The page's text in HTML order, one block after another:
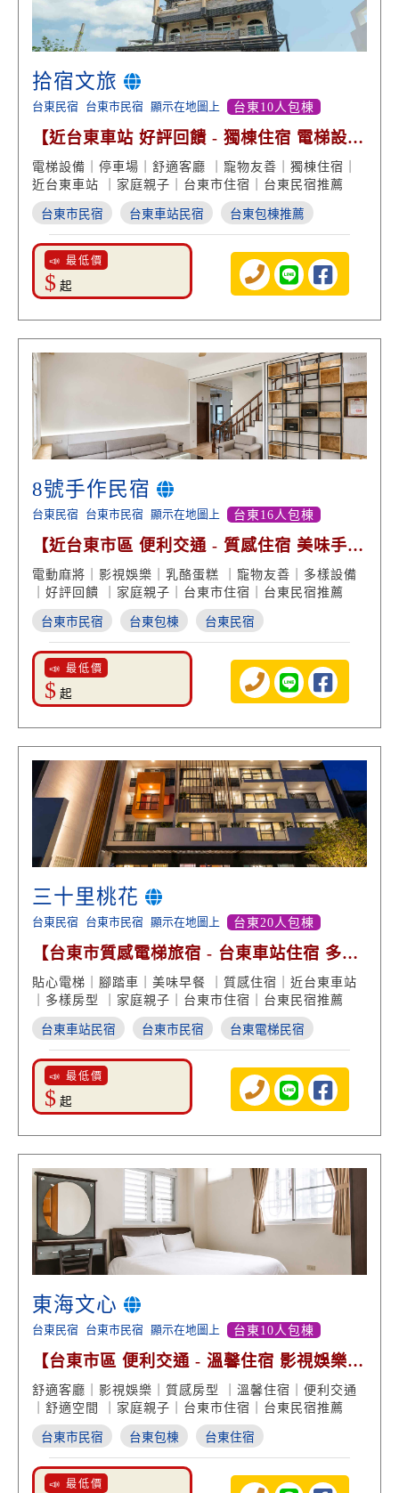
拾宿文旅
台東民宿 台東市民宿 顯示在地圖上 台東10人包棟
【近台東車站 好評回饋 - 獨棟住宿 電梯設備
寵物友善】
電梯設備｜停車場｜舒適客廳 ｜寵物友善｜獨棟住宿｜
近台東車站 ｜家庭親子｜台東市住宿｜台東民宿推薦
台東市民宿 台東車站民宿 台東包棟推薦
📣 最低價
$ 起
8號手作民宿
台東民宿 台東市民宿 顯示在地圖上 台東16人包棟
【近台東市區 便利交通 - 質感住宿 美味手作
甜點】
電動麻將｜影視娛樂｜乳酪蛋糕 ｜寵物友善｜多樣設備
｜好評回饋 ｜家庭親子｜台東市住宿｜台東民宿推薦
台東市民宿 台東包棟 台東民宿
📣 最低價
$ 起
三十里桃花
台東民宿 台東市民宿 顯示在地圖上 台東20人包棟
【台東市質感電梯旅宿 - 台東車站住宿 多樣
房型】
貼心電梯｜腳踏車｜美味早餐 ｜質感住宿｜近台東車站
｜多樣房型 ｜家庭親子｜台東市住宿｜台東民宿推薦
台東車站民宿 台東市民宿 台東電梯民宿
📣 最低價
$ 起
東海文心
台東民宿 台東市民宿 顯示在地圖上 台東10人包棟
【台東市區 便利交通 - 溫馨住宿 影視娛樂
台東旅遊】
舒適客廳｜影視娛樂｜質感房型 ｜溫馨住宿｜便利交通
｜舒適空間 ｜家庭親子｜台東市住宿｜台東民宿推薦
台東市民宿 台東包棟 台東住宿
📣 最低價